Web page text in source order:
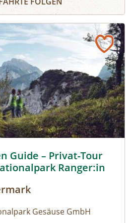
Guide – Privat-Tour
Ranger:in
Gesäuse GmbH